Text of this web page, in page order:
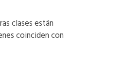
clases están
coinciden con